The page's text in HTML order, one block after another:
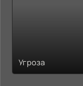
Угроза